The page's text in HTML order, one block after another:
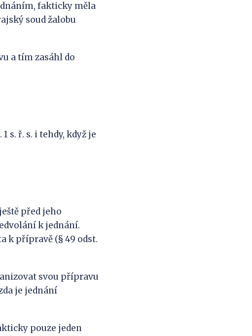
fakticky měla
soud žalobu
a tím zasáhl do
s. ř. s. i tehdy, když je
před jeho
k jednání.
k přípravě (§ 49 odst.
svou přípravu
je jednání
pouze jeden